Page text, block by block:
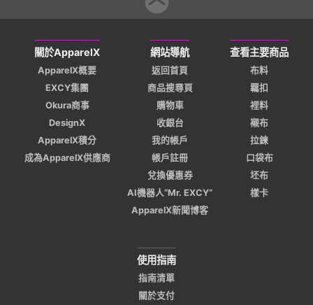
關於ApparelX
ApparelX概要
EXCY集團
Okura商事
DesignX
ApparelX積分
成為ApparelX供應商
網站導航
返回首頁
商品搜尋頁
購物車
收銀台
我的帳戶
帳戶註冊
兌換優惠券
AI機器人“Mr. EXCY”
ApparelX新聞博客
查看主要商品
布料
羈扣
裡料
襯布
拉鍊
口袋布
坯布
樣卡
使用指南
指南清單
關於支付